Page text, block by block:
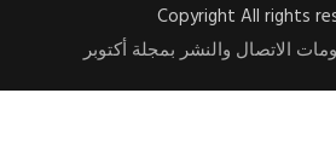
Copyright All rights
الاتصال والنشر بمجلة أكتوبر